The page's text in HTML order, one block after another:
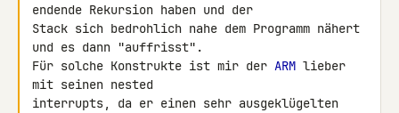
endende Rekursion haben und der
Stack sich bedrohlich nahe dem Programm nähert
und es dann "auffrisst".
Für solche Konstrukte ist mir der ARM lieber
mit seinen nested
interrupts, da er einen sehr ausgeklügelten